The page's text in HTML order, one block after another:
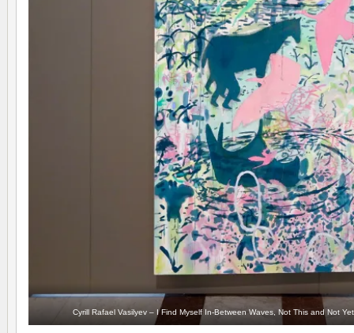
Cyrill Rafael Vasilyev – I Find Myself In-Between Waves, Not This and Not